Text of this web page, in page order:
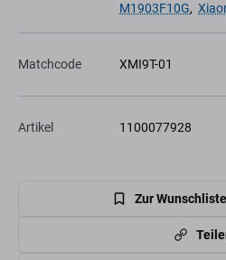
M1903F10G,
Matchcode XMI9T-01
Artikel 1100077928
Zur